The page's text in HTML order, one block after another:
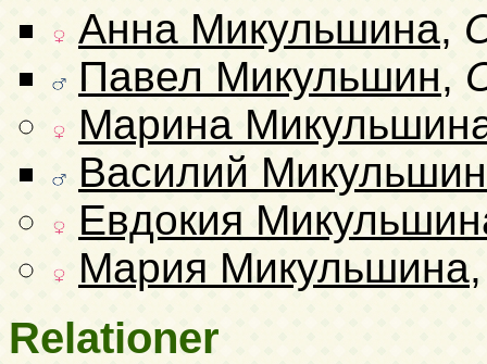
Анна Микульшина,
Павел Микульшин,
Марина
Василий Микульшин
Евдокия
Мария Микульшина
Relationer